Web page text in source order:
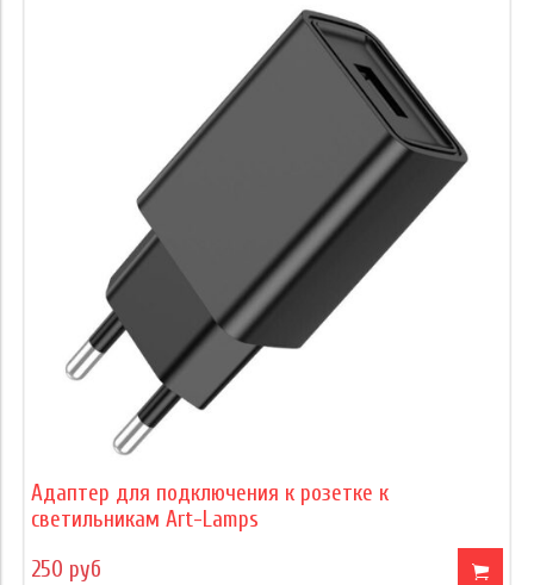
Адаптер для подключения к розетке к
светильникам Art-Lamps
250 руб